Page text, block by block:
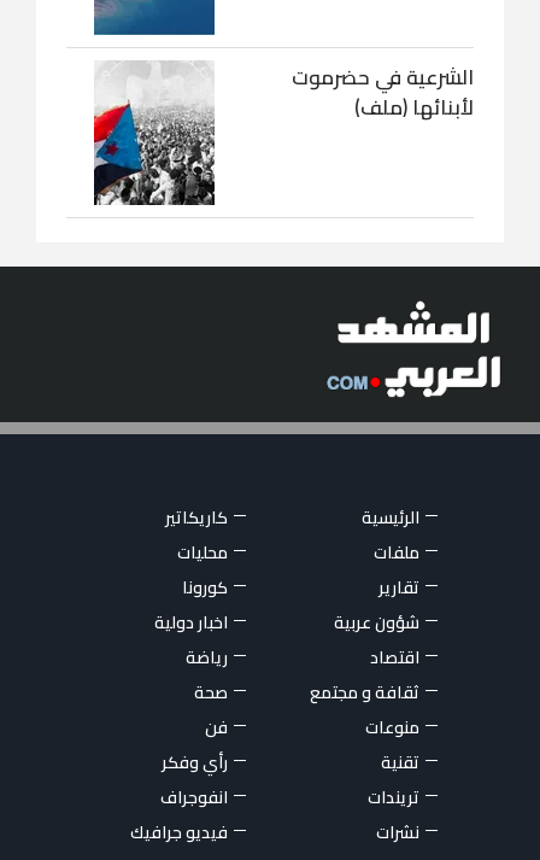
الشرعية في حضرموت
لأبنائها (ملف)
الرئيسية
كاريكاتير
ملفات
محليات
تقارير
كورونا
شؤون عربية
اخبار دولية
اقتصاد
رياضة
ثقافة و مجتمع
صحة
منوعات
فن
تقنية
رأي وفكر
تريندات
انفوجراف
نشرات
فيديو جرافيك